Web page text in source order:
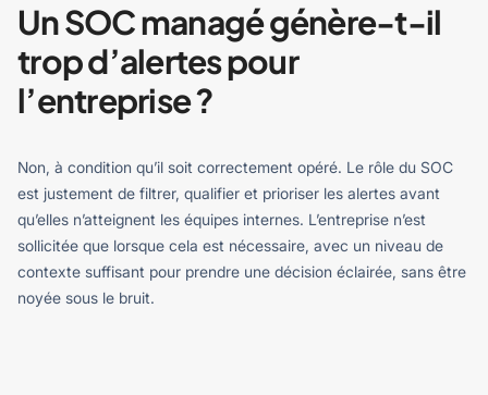
Un SOC managé génère-t-il
trop d’alertes pour
l’entreprise ?
Non, à condition qu’il soit correctement opéré. Le rôle du SOC
est justement de filtrer, qualifier et prioriser les alertes avant
qu’elles n’atteignent les équipes internes. L’entreprise n’est
sollicitée que lorsque cela est nécessaire, avec un niveau de
contexte suffisant pour prendre une décision éclairée, sans être
noyée sous le bruit.